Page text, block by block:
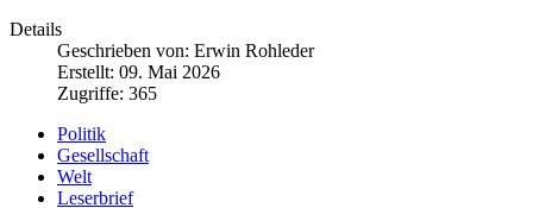
Details
Geschrieben von: Erwin Rohleder
Erstellt: 09. Mai 2026
Zugriffe: 365
Politik
Gesellschaft
Welt
Leserbrief